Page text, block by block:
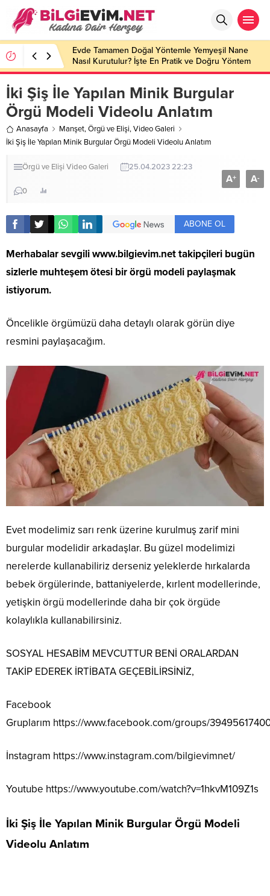
Evde Tamamen Doğal Yöntemle Yemyeşil Nane
Nasıl Kurutulur? İşte En Pratik ve Doğru Yöntem
İki Şiş İle Yapılan Minik Burgular
Örgü Modeli Videolu Anlatım
Anasayfa Manşet,Örgü ve Elişi,Video Galeri
İki Şiş İle Yapılan Minik Burgular Örgü Modeli Videolu Anlatım
Örgü ve Elişi Video Galeri 25.04.2023 22:23
0
A+ A-
ABONE OL
Merhabalar sevgiliwww.bilgievim.nettakipçileri bugün
sizlerle muhteşem ötesi bir örgü modeli paylaşmak
istiyorum.
Öncelikle örgümüzü daha detaylı olarak görün diye
resmini paylaşacağım.
Evet modelimiz sarı renk üzerine kurulmuş zarif mini
burgular modelidir arkadaşlar. Bu güzel modelimizi
nerelerde kullanabiliriz derseniz yeleklerde hırkalarda
bebek örgülerinde, battaniyelerde, kırlent modellerinde,
yetişkin örgü modellerinde daha bir çok örgüde
kolaylıkla kullanabilirsiniz.
SOSYAL HESABİM MEVCUTTUR BENİ ORALARDAN
TAKİP EDEREK İRTİBATA GEÇEBİLİRSİNİZ,
Facebook
Gruplarım https://www.facebook.com/groups/
İnstagram https://www.instagram.com/bilgievimnet/
Youtube https://www.youtube.com/watch?v=1hkvM109Z1s
İki Şiş İle Yapılan Minik Burgular Örgü Modeli
Videolu Anlatım